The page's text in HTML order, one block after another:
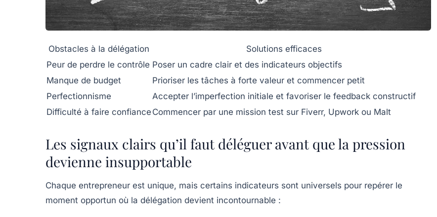
Obstacles à la délégation
Solutions efficaces
Peur de perdre le contrôle Poser un cadre clair et des indicateurs objectifs
Manque de budget
Prioriser les tâches à forte valeur et commencer petit
Perfectionnisme
Accepter l’imperfection initiale et favoriser le feedback constructif
Difficulté à faire confiance Commencer par une mission test sur Fiverr, Upwork ou Malt
Les signaux clairs qu’il faut déléguer avant que la pression
devienne insupportable
Chaque entrepreneur est unique, mais certains indicateurs sont universels pour repérer le
moment opportun où la délégation devient incontournable :